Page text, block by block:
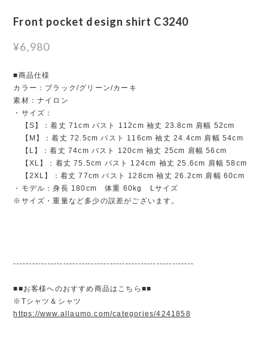
Front pocket design shirt C3240
¥6,980
■商品仕様
カラー：ブラック/グリーン/カーキ
素材：ナイロン
・サイズ：
【S】：着丈 71cm バスト 112cm 袖丈 23.8cm 肩幅 52cm
【M】：着丈 72.5cm バスト 116cm 袖丈 24.4cm 肩幅 54cm
【L】：着丈 74cm バスト 120cm 袖丈 25cm 肩幅 56cm
【XL】：着丈 75.5cm バスト 124cm 袖丈 25.6cm 肩幅 58cm
【2XL】：着丈 77cm バスト 128cm 袖丈 26.2cm 肩幅 60cm
・モデル：身長 180cm 体重 60kg Lサイズ
※サイズ・重量など多少の誤差がございます。
----------------------------------------------------------
■■お客様へのおすすめ商品はこちら■■
※Tシャツ＆シャツ
https://www.allaumo.com/categories/4241858